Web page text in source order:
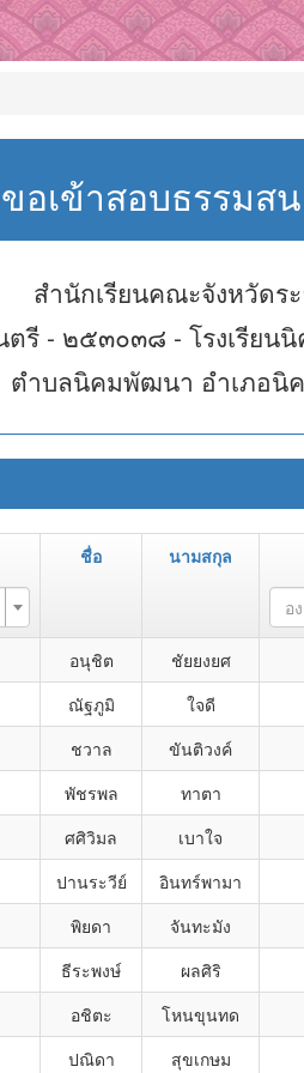
อเข้าสอบธรรม
สำนักเรียนคณะจังหวัดร
รี - ๒๕๓๐๓๘ - โรงเรียนนิ
ตำบลนิคมพัฒนา อำเภอนิ
ชื่อ นามสกุล
อ
อนุชิต ชัยยงยศ
ณัฐภูมิ ใจดี
ชวาล ขันติวงค์
พัชรพล ทาตา
ศศิวิมล เบาใจ
ปานระวีย์ อินทร์พามา
พิยดา จันทะมัง
ธีระพงษ์ ผลศิริ
อชิตะ โหนขุนทด
ปณิดา สุขเกษม